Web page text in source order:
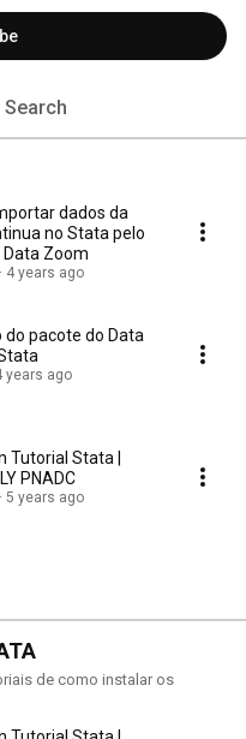
Search
dados da
no Stata pelo
Zoom
4 years ago
do pacote do Data
Stata
years ago
Tutorial Stata |
PNADC
5 years ago
de como instalar os